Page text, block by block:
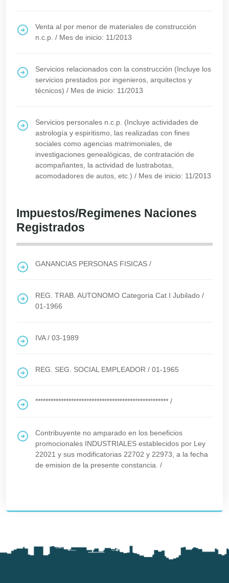
Venta al por menor de materiales de construcción
n.c.p. / Mes de inicio: 11/2013
Servicios relacionados con la construcción (Incluye los
servicios prestados por ingenieros, arquitectos y
técnicos) / Mes de inicio: 11/2013
Servicios personales n.c.p. (Incluye actividades de
astrología y espiritismo, las realizadas con fines
sociales como agencias matrimoniales, de
investigaciones genealógicas, de contratación de
acompañantes, la actividad de lustrabotas,
acomodadores de autos, etc.) / Mes de inicio: 11/2013
Impuestos/Regimenes Naciones
Registrados
GANANCIAS PERSONAS FISICAS /
REG. TRAB. AUTONOMO Categoria Cat I Jubilado /
01-1966
IVA/ 03-1989
REG. SEG. SOCIAL EMPLEADOR / 01-1965
**************************************************** /
Contribuyente no amparado en los beneficios
promocionales INDUSTRIALES establecidos por Ley
22021 y sus modificatorias 22702 y 22973, a la fecha
de emision de la presente constancia. /